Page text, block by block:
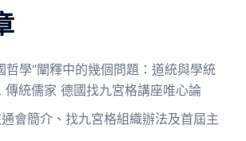
哲學”闡釋中的幾個問題：道統與學統
統儒家 德國找九宮格講座唯心論
會簡介、找九宮格組織辦法及首屆主